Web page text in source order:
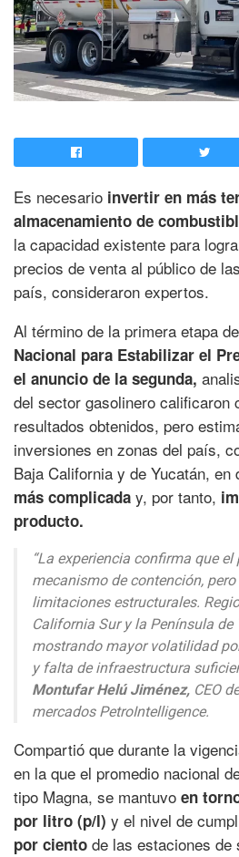
Es necesario invertir en más
almacenamiento de
la capacidad existente para
precios de venta al público de
país, consideraron expertos.
Al término de la primera etapa
Nacional para Estabilizar el
el anuncio de la segunda,
del sector gasolinero calificaron
resultados obtenidos, pero
inversiones en zonas del país,
Baja California y de Yucatán, en
más complicada y, por tanto,
producto.
“La experiencia confirma que
mecanismo de contención,
limitaciones estructurales.
California Sur y la Península de
mostrando mayor volatilidad
y falta de infraestructura
Montufar Helú Jiménez, CEO
mercados PetroIntelligence.
Compartió que durante la
en la que el promedio nacional
tipo Magna, se mantuvo en
por litro (p/l) y el nivel de
por ciento de las estaciones de